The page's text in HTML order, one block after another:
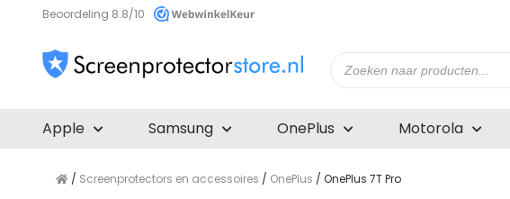
Beoordeling 8.8/10
zoeken
Apple Samsung OnePlus Motorola
/ Screenprotectors en accessoires / OnePlus / OnePlus 7T Pro